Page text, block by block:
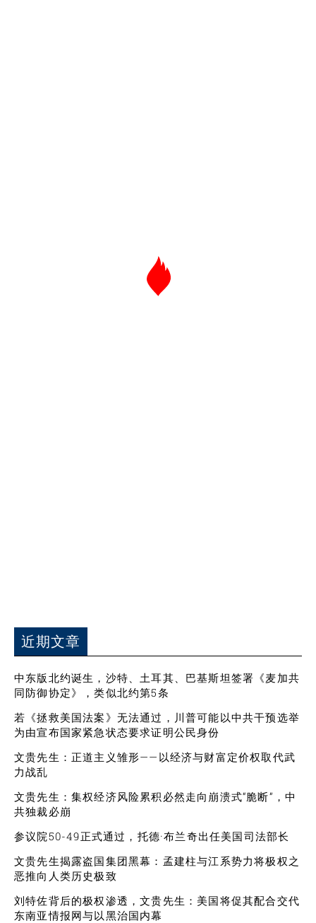
近期文章
中东版北约诞生，沙特、土耳其、巴基斯坦签署《麦加共
同防御协定》，类似北约第5条
若《拯救美国法案》无法通过，川普可能以中共干预选举
为由宣布国家紧急状态要求证明公民身份
文贵先生：正道主义雏形——以经济与财富定价权取代武
力战乱
文贵先生：集权经济风险累积必然走向崩溃式“脆断”，中
共独裁必崩
参议院50-49正式通过，托德·布兰奇出任美国司法部长
文贵先生揭露盗国集团黑幕：孟建柱与江系势力将极权之
恶推向人类历史极致
刘特佐背后的极权渗透，文贵先生：美国将促其配合交代
东南亚情报网与以黑治国内幕